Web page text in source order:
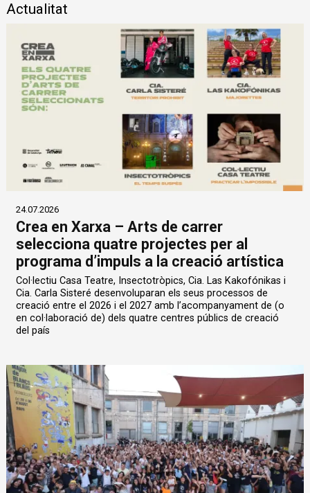
Actualitat
24.07.2026
Crea en Xarxa – Arts de carrer
selecciona quatre projectes per al
programa d’impuls a la creació artística
Col·lectiu Casa Teatre, Insectotròpics, Cia. Las Kakofónikas i
Cia. Carla Sisteré desenvoluparan els seus processos de
creació entre el 2026 i el 2027 amb l’acompanyament de (o
en col·laboració de) dels quatre centres públics de creació
del país